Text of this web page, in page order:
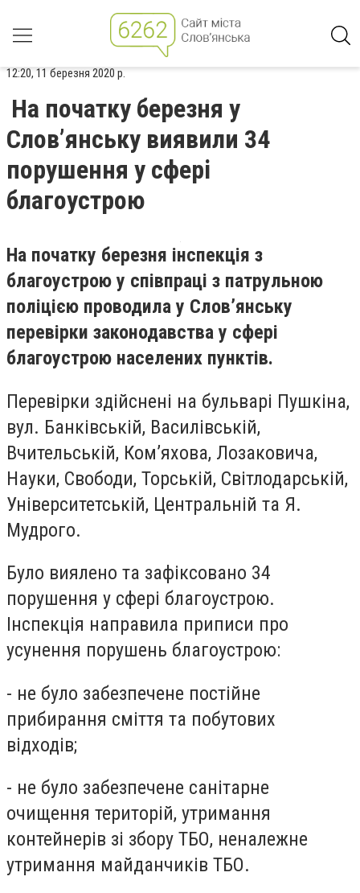
12:20, 11 березня 2020 р.
На початку березня у
Слов’янську виявили 34
порушення у сфері
благоустрою
На початку березня інспекція з
благоустрою у співпраці з патрульною
поліцією проводила у Слов’янську
перевірки законодавства у сфері
благоустрою населених пунктів.
Перевірки здійснені на бульварі Пушкіна,
вул. Банківській, Василівській,
Вчительській, Ком’яхова, Лозаковича,
Науки, Свободи, Торській, Світлодарській,
Університетській, Центральній та Я.
Мудрого.
Було виялено та зафіксовано 34
порушення у сфері благоустрою.
Інспекція направила приписи про
усунення порушень благоустрою:
- не було забезпечене постійне
прибирання сміття та побутових
відходів;
- не було забезпечене санітарне
очищення територій, утримання
контейнерів зі збору ТБО, неналежне
утримання майданчиків ТБО.